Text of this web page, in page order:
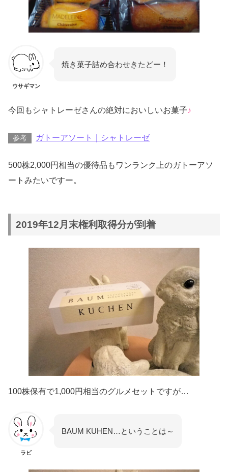
ウサギマン
焼き菓子詰め合わせきたどー！
今回もシャトレーゼさんの絶対においしいお菓子♪
参考 ガトーアソート｜シャトレーゼ
500株2,000円相当の優待品もワンランク上のガトーアソ
ートみたいですー。
2019年12月末権利取得分が到着
100株保有で1,000円相当のグルメセットですが…
ラビ
BAUM KUHEN…ということは～